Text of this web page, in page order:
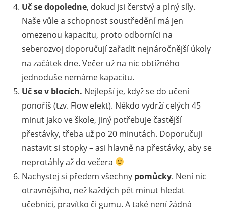
Uč se dopoledne, dokud jsi čerstvý a plný síly.
Naše vůle a schopnost soustředění má jen
omezenou kapacitu, proto odborníci na
seberozvoj doporučují zařadit nejnáročnější úkoly
na začátek dne. Večer už na nic obtížného
jednoduše nemáme kapacitu.
Uč se v blocích. Nejlepší je, když se do učení
ponoříš (tzv. Flow efekt). Někdo vydrží celých 45
minut jako ve škole, jiný potřebuje častější
přestávky, třeba už po 20 minutách. Doporučuji
nastavit si stopky – asi hlavně na přestávky, aby se
neprotáhly až do večera
Nachystej si předem všechny pomůcky. Není nic
otravnějšího, než každých pět minut hledat
učebnici, pravítko či gumu. A také není žádná